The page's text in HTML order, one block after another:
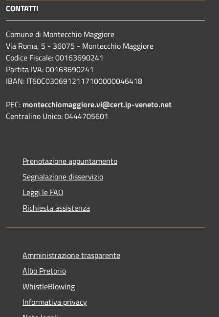
CONTATTI
Comune di Montecchio Maggiore
Via Roma, 5 - 36075 - Montecchio Maggiore
Codice Fiscale: 00163690241
Partita IVA: 00163690241
IBAN: IT60C0306912117100000046418
PEC: montecchiomaggiore.vi@cert.ip-veneto.net
Centralino Unico: 0444705601
Prenotazione appuntamento
Segnalazione disservizio
Leggi le FAQ
Richiesta assistenza
Amministrazione trasparente
Albo Pretorio
WhistleBlowing
Informativa privacy